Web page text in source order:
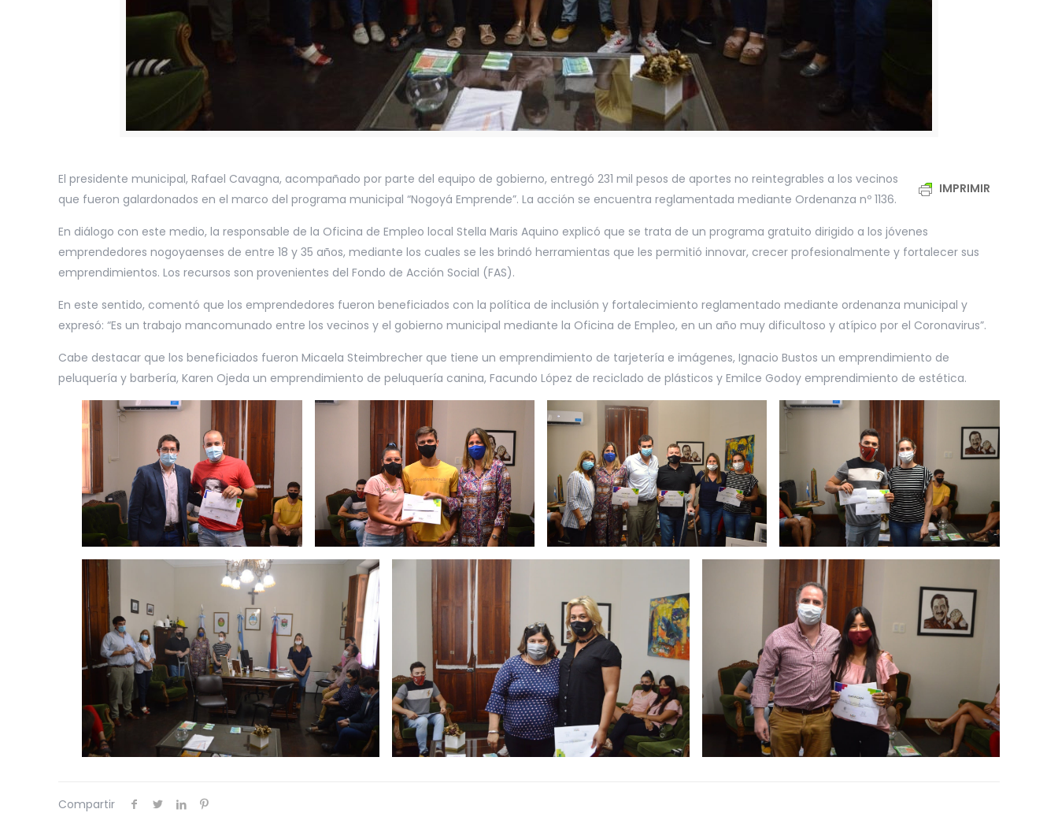
IMPRIMIR
El presidente municipal, Rafael Cavagna, acompañado por parte del equipo de gobierno, entregó 231 mil pesos de aportes no reintegrables a los vecinos
que fueron galardonados en el marco del programa municipal “Nogoyá Emprende”. La acción se encuentra reglamentada mediante Ordenanza nº 1136.
En diálogo con este medio, la responsable de la Oficina de Empleo local Stella Maris Aquino explicó que se trata de un programa gratuito dirigido a los jóvenes
emprendedores nogoyaenses de entre 18 y 35 años, mediante los cuales se les brindó herramientas que les permitió innovar, crecer profesionalmente y fortalecer sus
emprendimientos. Los recursos son provenientes del Fondo de Acción Social (FAS).
En este sentido, comentó que los emprendedores fueron beneficiados con la política de inclusión y fortalecimiento reglamentado mediante ordenanza municipal y
expresó: “Es un trabajo mancomunado entre los vecinos y el gobierno municipal mediante la Oficina de Empleo, en un año muy dificultoso y atípico por el Coronavirus”.
Cabe destacar que los beneficiados fueron Micaela Steimbrecher que tiene un emprendimiento de tarjetería e imágenes, Ignacio Bustos un emprendimiento de
peluquería y barbería, Karen Ojeda un emprendimiento de peluquería canina, Facundo López de reciclado de plásticos y Emilce Godoy emprendimiento de estética.
Compartir